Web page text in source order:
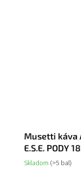
Musetti káva
E.S.E. PODY
Skladom (>5 bal)